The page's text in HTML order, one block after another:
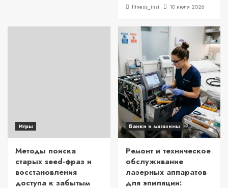
fitness_insi 10 июля 2026
Игры
Методы поиска
старых seed-фраз и
восстановления
доступа к забытым
Банки и магазины
Ремонт и техническое
обслуживание
лазерных аппаратов
для эпиляции: